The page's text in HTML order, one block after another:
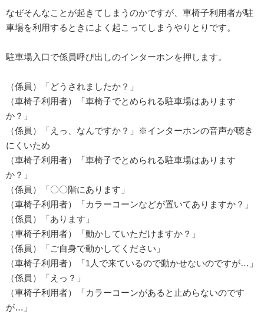
なぜそんなことが起きてしまうのかですが、車椅子利用者が駐
車場を利用するときによく起こってしまうやりとりです。
駐車場入口で係員呼び出しのインターホンを押します。
（係員）「どうされましたか？」
（車椅子利用者）「車椅子でとめられる駐車場はあります
か？」
（係員）「えっ、なんですか？」※インターホンの音声が聴き
にくいため
（車椅子利用者）「車椅子でとめられる駐車場はあります
か？」
（係員）「〇〇階にあります」
（車椅子利用者）「カラーコーンなどが置いてありますか？」
（係員）「あります」
（車椅子利用者）「動かしていただけますか？」
（係員）「ご自身で動かしてください」
（車椅子利用者）「1人で来ているので動かせないのですが…」
（係員）「えっ？」
（車椅子利用者）「カラーコーンがあると止めらないのです
が…」